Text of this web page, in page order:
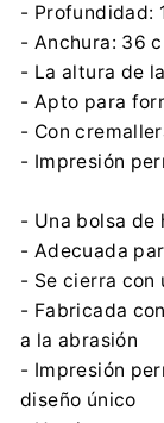
- Profundidad:
- Anchura: 36
- La altura de
- Apto para
- Con
- Impresión
- Una bolsa de
- Adecuada
- Se cierra con
- Fabricada
a la abrasión
- Impresión
diseño único